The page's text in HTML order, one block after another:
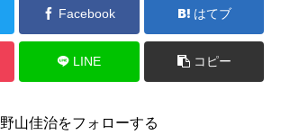
Facebook はてブ
LINE コピー
野山佳治をフォローする